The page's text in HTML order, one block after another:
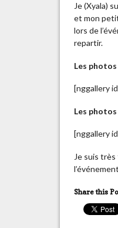
Je (Xyala)
et mon
lors de
repartir.
Les
[nggallery
Les photos
[nggallery
Je suis
Share this